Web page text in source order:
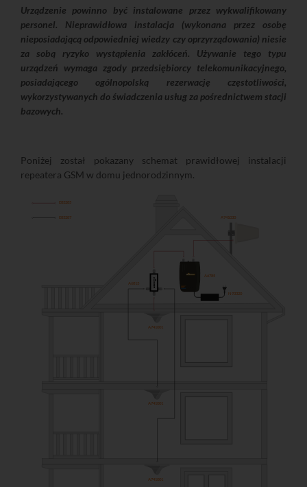
Urządzenie powinno być instalowane przez wykwalifikowany
personel. Nieprawidłowa instalacja (wykonana przez osobę
nieposiadającą odpowiedniej wiedzy czy oprzyrządowania) niesie
za sobą ryzyko wystąpienia zakłóceń. Używanie tego typu
urządzeń wymaga zgody przedsiębiorcy telekomunikacyjnego,
posiadającego ogólnopolską rezerwację częstotliwości,
wykorzystywanych do świadczenia usług za pośrednictwem stacji
bazowych.
Poniżej został pokazany schemat prawidłowej instalacji
repeatera GSM w domu jednorodzinnym.
A741001
A741001
A6813
A6785
N93320
A741001
E83287
E83285
A741030